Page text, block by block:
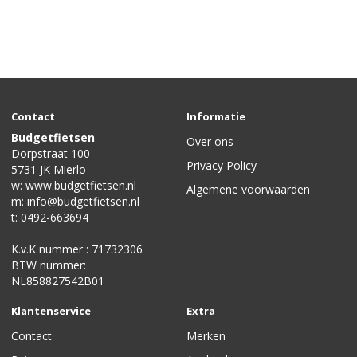
Contact
Budgetfietsen
Dorpstraat 100
5731 JK Mierlo
w:www.budgetfietsen.nl
m:info@budgetfietsen.nl
t:0492-663694
K.v.K nummer : 71732306
BTW nummer:
NL858827542B01
Informatie
Over ons
Privacy Policy
Algemene voorwaarden
Klantenservice
Contact
Extra
Merken